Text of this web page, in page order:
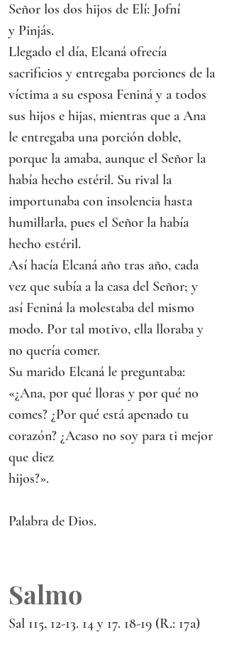
Señor los dos hijos de Elí: Jofní
y Pinjás.
Llegado el día, Elcaná ofrecía
sacrificios y entregaba porciones de la
víctima a su esposa Feniná y a todos
sus hijos e hijas, mientras que a Ana
le entregaba una porción doble,
porque la amaba, aunque el Señor la
había hecho estéril. Su rival la
importunaba con insolencia hasta
humillarla, pues el Señor la había
hecho estéril.
Así hacía Elcaná año tras año, cada
vez que subía a la casa del Señor; y
así Feniná la molestaba del mismo
modo. Por tal motivo, ella lloraba y
no quería comer.
Su marido Elcaná le preguntaba:
«¿Ana, por qué lloras y por qué no
comes? ¿Por qué está apenado tu
corazón? ¿Acaso no soy para ti mejor
que diez
hijos?».
Palabra de Dios.
Salmo
Sal 115, 12-13. 14 y 17. 18-19 (R.: 17a)